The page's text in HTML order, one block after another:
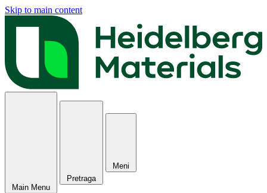
Skip to main content
Main Menu
Pretraga
Meni